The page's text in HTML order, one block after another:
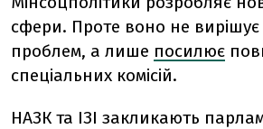
сфери. Проте воно не
проблем, а лише посилює
спеціальних комісій.
НАЗК та ІЗІ закликають